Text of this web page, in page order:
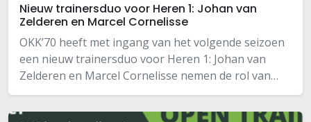
Nieuw trainersduo voor Heren 1: Johan van
Zelderen en Marcel Cornelisse
OKK’70 heeft met ingang van het volgende seizoen
een nieuw trainersduo voor Heren 1: Johan van
Zelderen en Marcel Cornelisse nemen de rol van
trainer/coach op zich. Zij volgen daarmee Jaco
Verheij op, die na dit seizoen afscheid…